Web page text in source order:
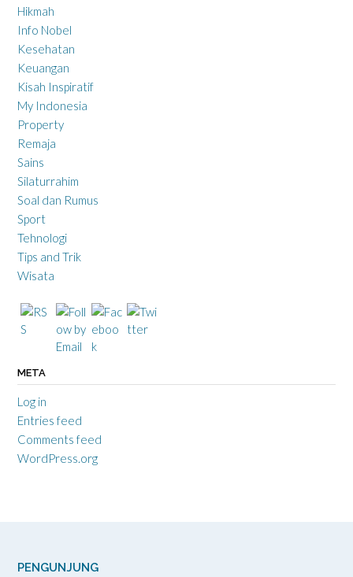
Hikmah
Info Nobel
Kesehatan
Keuangan
Kisah Inspiratif
My Indonesia
Property
Remaja
Sains
Silaturrahim
Soal dan Rumus
Sport
Tehnologi
Tips and Trik
Wisata
META
Log in
Entries feed
Comments feed
WordPress.org
PENGUNJUNG